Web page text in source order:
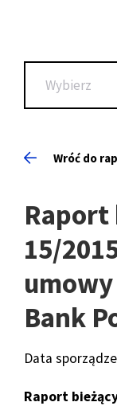
Wybierz
Wróć do
Raport
15/
Bank
Data
Raport